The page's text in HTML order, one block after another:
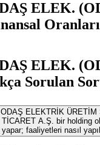
ELEK.
Oranları
ELEK.
Sorulan
ODAŞ ELEKTRİK ÜRETİM
TİCARET A.Ş. bir holding
yapar; faaliyetleri nasıl